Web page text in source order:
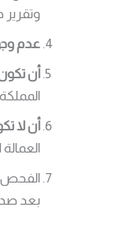
عدم
أن
أن لا
العمالة
الفحص
بعد